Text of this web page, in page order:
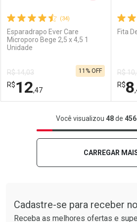
Comprar sem Desconto
Por R$ 11,69/cada
Comprar sem Desconto
Por R$ 11,69/cada
(34)
Esparadrapo Ever Care
Microporo Bege 2,5 x 4,5 1
Unidade
R$ 14,03
R$12,47
11% OFF
FECHAR
Laboratório
FECHAR
Por Menos
Fita
R$
R$8
Você visualizou 48de 456
CARREGAR
Cadastre-se para receber
Receba as melhores ofertas e